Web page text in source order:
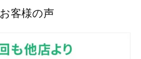
お客様の声